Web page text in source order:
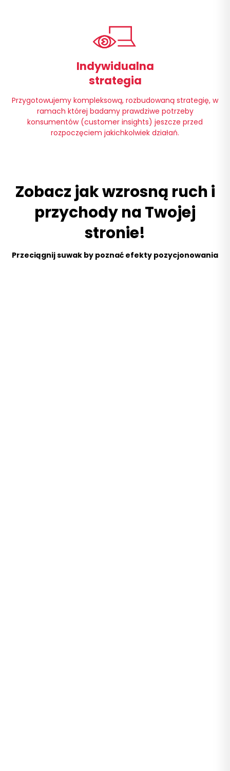
Indywidualna
strategia
Przygotowujemy kompleksową, rozbudowaną strategię, w
ramach której badamy prawdziwe potrzeby
konsumentów (customer insights) jeszcze przed
rozpoczęciem jakichkolwiek działań.
Zobacz jak wzrosną ruch i
przychody na Twojej
stronie!
Przeciągnij suwak by poznać efekty pozycjonowania